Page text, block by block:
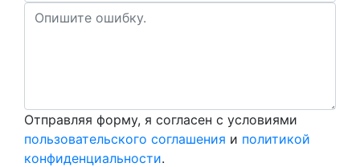
Отправляя форму, я согласен с условиями
пользовательского соглашения и политикой
конфиденциальности.